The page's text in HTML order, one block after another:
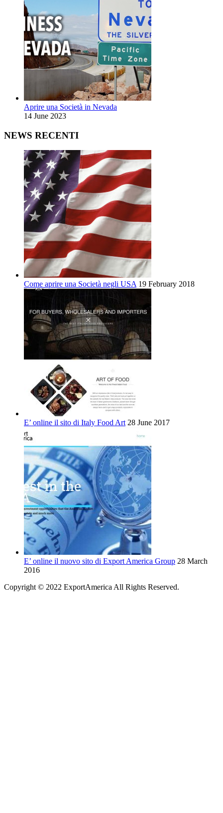
Aprire una Società in Nevada
14 June 2023
NEWS RECENTI
Come aprire una Società negli USA 19 February 2018
E’ online il sito di Italy Food Art 28 June 2017
E’ online il nuovo sito di Export America Group 28 March
2016
Copyright © 2022 ExportAmerica All Rights Reserved.